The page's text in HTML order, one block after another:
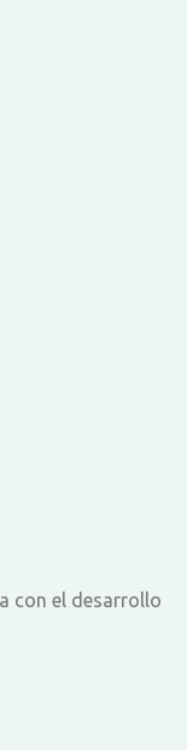
con el desarrollo